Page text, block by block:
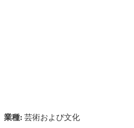
業種: 芸術および文化